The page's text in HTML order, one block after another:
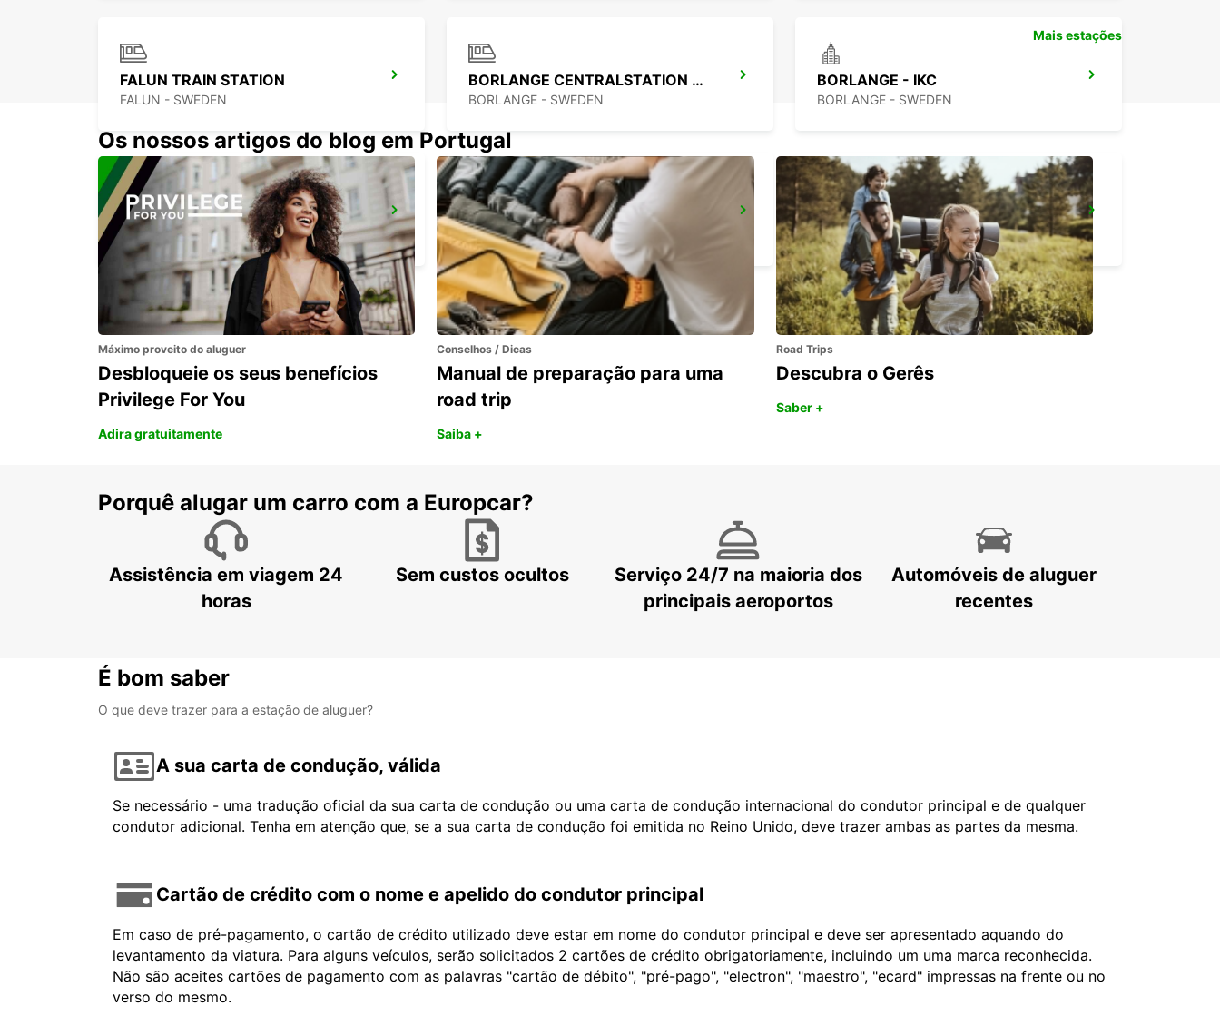
FALUN TRAIN STATION
FALUN - SWEDEN
BORLANGE CENTRALSTATION GUSTAF VASA
BORLANGE - SWEDEN
BORLANGE - IKC
BORLANGE - SWEDEN
SALEN
SALEN - SWEDEN
SCANDINAVIAN MOUNTAIN
SALEN - SWEDEN
LUDVIKA
LUDVIKA - SWEDEN
Mais estações
Os nossos artigos do blog em Portugal
Máximo proveito do aluguer
Desbloqueie os seus benefícios
Privilege For You
Adira gratuitamente
Conselhos / Dicas
Manual de preparação para uma
road trip
Saiba +
Road Trips
Descubra o Gerês
Saber +
Porquê alugar um carro com a Europcar?
Assistência em viagem 24
horas
Sem custos ocultos
Serviço 24/7 na maioria dos
principais aeroportos
Automóveis de aluguer
recentes
É bom saber
O que deve trazer para a estação de aluguer?
A sua carta de condução, válida
Se necessário - uma tradução oficial da sua carta de condução ou uma carta de condução internacional do condutor principal e de qualquer
condutor adicional. Tenha em atenção que, se a sua carta de condução foi emitida no Reino Unido, deve trazer ambas as partes da mesma.
Cartão de crédito com o nome e apelido do condutor principal
Em caso de pré-pagamento, o cartão de crédito utilizado deve estar em nome do condutor principal e deve ser apresentado aquando do
levantamento da viatura. Para alguns veículos, serão solicitados 2 cartões de crédito obrigatoriamente, incluindo um uma marca reconhecida.
Não são aceites cartões de pagamento com as palavras "cartão de débito", "pré-pago", "electron", "maestro", "ecard" impressas na frente ou no
verso do mesmo.